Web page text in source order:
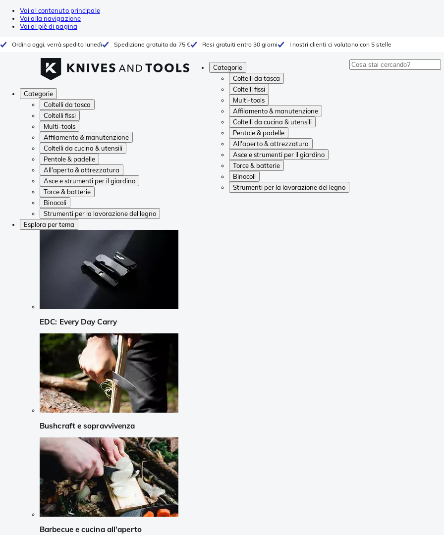
Vai al contenuto principale
Vai alla navigazione
Vai al piè di pagina
Ordina oggi, verrà spedito lunedì Spedizione gratuita da 75 € Resi gratuiti entro 30 giorni I nostri clienti ci valutano con 5 stelle
Categorie
Coltelli da tasca
Coltelli fissi
Multi-tools
Affilamento & manutenzione
Coltelli da cucina & utensili
Pentole & padelle
All'aperto & attrezzatura
Asce e strumenti per il giardino
Torce & batterie
Binocoli
Strumenti per la lavorazione del legno
Categorie
Coltelli da tasca
Coltelli fissi
Multi-tools
Affilamento & manutenzione
Coltelli da cucina & utensili
Pentole & padelle
All'aperto & attrezzatura
Asce e strumenti per il giardino
Torce & batterie
Binocoli
Strumenti per la lavorazione del legno
Esplora per tema
EDC: Every Day Carry
Bushcraft e sopravvivenza
Barbecue e cucina all'aperto